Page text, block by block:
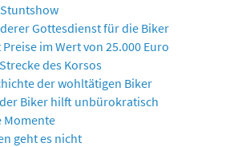
Gottesdienst für die Biker
im Wert von 25.000 Euro
des Korsos
der wohltätigen Biker
Biker hilft unbürokratisch
Momente
geht es nicht